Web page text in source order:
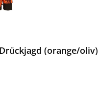
(orange/oliv)